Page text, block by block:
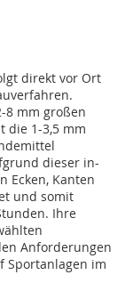
direkt vor Ort
8 mm großen
die 1-3,5 mm
dieser in-
Ecken, Kanten
und somit
Ihre
Anforderungen
Sportanlagen im